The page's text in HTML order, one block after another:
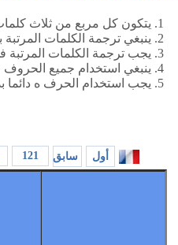
يتكون كل مربع من ثلاث
ينبغي ترجمة الكلمات
يجب ترجمة الكلمات المرتبة
ينبغي استخدام جميع الحروف
يجب استخدام الحرف ه
أول سابق 121